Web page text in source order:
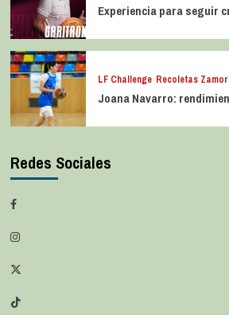
Experiencia para seguir
LF Challenge Recoletas
Joana Navarro:
Redes Sociales